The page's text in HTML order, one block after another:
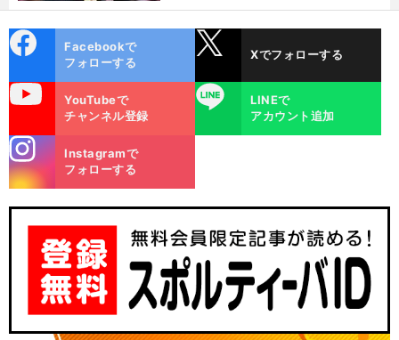
パ
？ 」
全
。
、
ok
Facebookで
フォローする
Xでフォローする
YouTubeで
チャンネル登録
LINE
LINEで
アカウント追加
m
Instagramで
フォローする